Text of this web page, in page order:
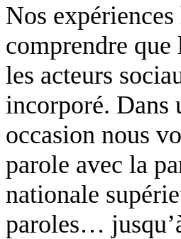
Nos
comprendre que
les acteurs
incorporé. Dans
occasion nous
parole avec la
nationale
paroles…